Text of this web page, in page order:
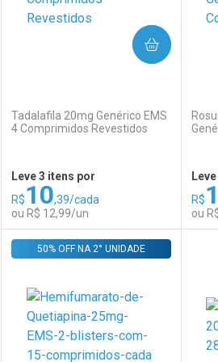
Comprar sem Desconto
Por R$ 21,99/cada
Comprar sem Desconto
Por R$ 21,99/cada
Tadalafila 20mg Genérico EMS
4 Comprimidos Revestidos
Leve 3 itens por
R$10,39/cada
ou R$ 12,99/un
COMPRAR
Laboratório
Por Menos
R$
ou
50% OFF NA 2° UNIDADE